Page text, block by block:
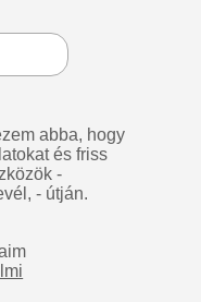
abba, hogy
és friss
-
- útján.